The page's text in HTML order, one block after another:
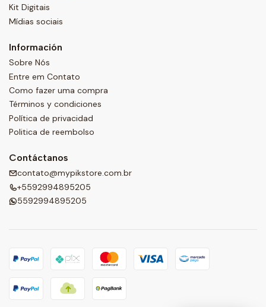
Kit Digitais
Mídias sociais
Información
Sobre Nós
Entre em Contato
Como fazer uma compra
Términos y condiciones
Política de privacidad
Politica de reembolso
Contáctanos
contato@mypikstore.com.br
+5592994895205
5592994895205